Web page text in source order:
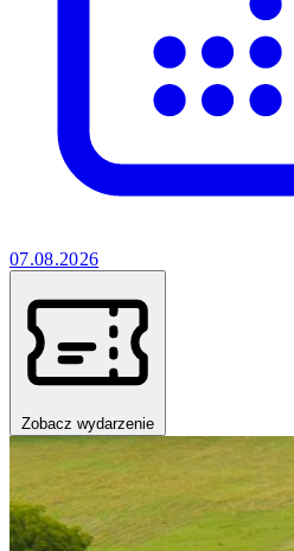
07.08.2026
Zobacz wydarzenie